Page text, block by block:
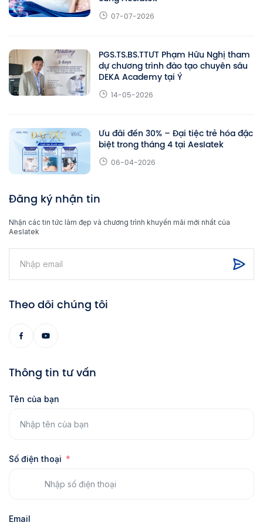
07-07-2026
PGS.TS.BS.TTƯT Phạm Hữu Nghị tham
dự chương trình đào tạo chuyên sâu
DEKA Academy tại Ý
14-05-2026
Ưu đãi đến 30% – Đại tiệc trẻ hóa đặc
biệt trong tháng 4 tại Aeslatek
06-04-2026
Đăng ký nhận tin
Nhận các tin tức làm đẹp và chương trình khuyến mãi mới nhất của
Aeslatek
Theo dõi chúng tôi
Thông tin tư vấn
Tên của bạn
Số điện thoại
Email